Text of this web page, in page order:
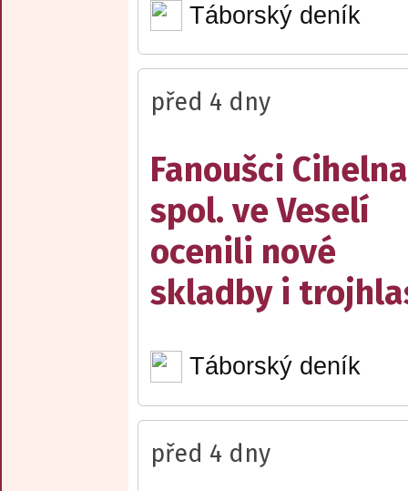
Táborský deník
před 4 dny
Fanoušci
spol. ve Veselí
ocenili nové
skladby i
Táborský deník
před 4 dny